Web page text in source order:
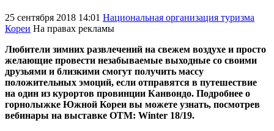
25 сентября 2018 14:01 Национальная организация туризма
Кореи На правах рекламы
Любители зимних развлечений на свежем воздухе и просто
желающие провести незабываемые выходные со своими
друзьями и близкими смогут получить массу
положительных эмоций, если отправятся в путешествие
на один из курортов провинции Канвондо. Подробнее о
горнолыжке Южной Кореи вы можете узнать, посмотрев
вебинары на выставке OTM: Winter 18/19.